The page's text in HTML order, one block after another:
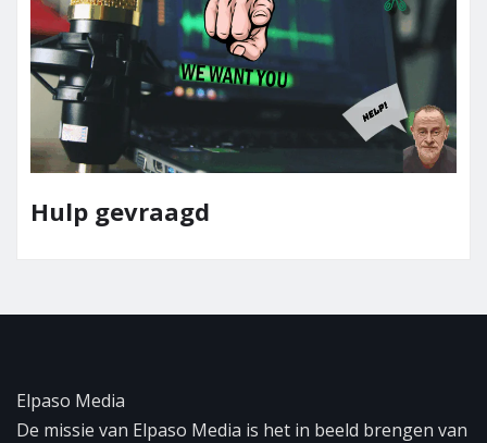
Elpaso Media
De missie van Elpaso Media is het in beeld brengen van